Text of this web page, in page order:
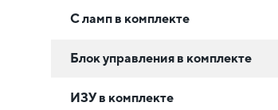
С ламп в комплекте
Блок управления в комплекте
ИЗУ в комплекте